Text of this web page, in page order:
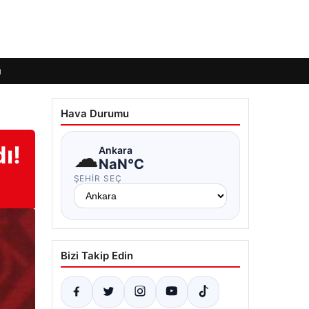
Hava Durumu
☁Ankara
NaN°C
ŞEHIR SEÇ
Bizi Takip Edin